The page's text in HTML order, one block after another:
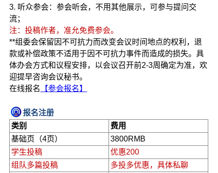
3. 听众参会：参会听会，不用其他展示，可参与提问交
流；
注：投稿作者，准允免费参会。
**组委会保留因不可抗力而改变会议时间地点的权利，退
款或补偿政策不适用于因不可抗力事件而造成的损失。具
体办会方式和议程安排，以会议召开前2-3周确定为准，欢
迎提早咨询会议秘书。
在线报名
【参会报名】
报名注册
类别
费用
基础页（4页）
3800RMB
学生投稿
优惠200
组队多篇投稿
多投多优惠，具体私聊